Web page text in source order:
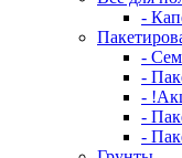
-
-
-
-
-
-